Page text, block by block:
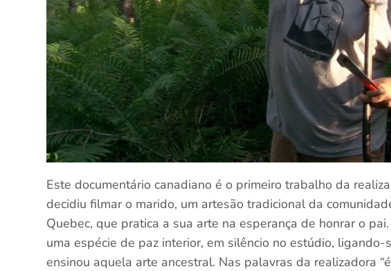
Este documentário canadiano é o primeiro trabalho da
decidiu filmar o marido, um artesão tradicional da
Quebec, que pratica a sua arte na esperança de honrar o
uma espécie de paz interior, em silêncio no estúdio,
ensinou aquela arte ancestral. Nas palavras da realizadora